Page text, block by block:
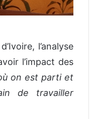
l’analyse
l’impact des
on est parti et
de travailler